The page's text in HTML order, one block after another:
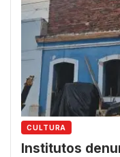
CULTURA
Institutos